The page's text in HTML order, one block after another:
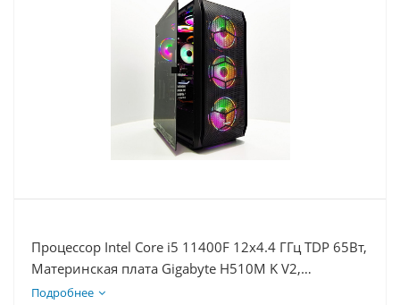
Процессор Intel Core i5 11400F 12x4.4 ГГц TDP 65Вт,
Материнская плата Gigabyte H510M K V2,
Видеокарта GTX 1660S 6Гб, Память DDR4 16Gb,
Подробнее